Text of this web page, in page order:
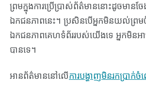
ព្រមក្នុងការប្រើប្រាស់ព័ត៌មាននោះដូចមាន
ឯកជនភាពនេះ។ ប្រសិនបើអ្នកមិនយល់ព្រ
ឯកជនភាពគេហទំព័ររបស់យើងទេ អ្នកមិនអា
បានទេ។
អានព័ត៌មាននៅលើការបង្ហាញមិនរកប្រាក់